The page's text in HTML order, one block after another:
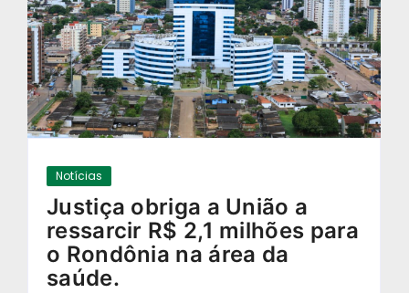
Notícias
Justiça obriga a União a
ressarcir R$ 2,1 milhões para
o Rondônia na área da
saúde.